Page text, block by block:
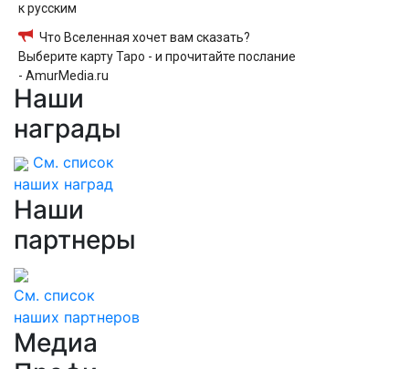
к русским
Что Вселенная хочет вам сказать?
Выберите карту Таро - и прочитайте послание
- AmurMedia.ru
Наши
награды
См. список
наших наград
Наши
партнеры
См. список
наших партнеров
Медиа